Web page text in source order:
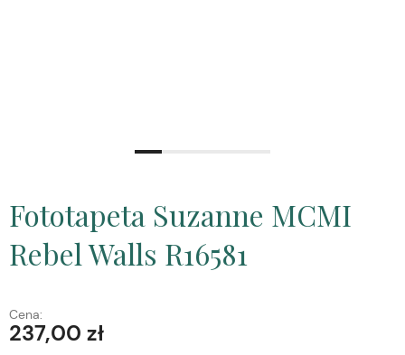
Fototapeta Suzanne MCMI
Rebel Walls R16581
Cena:
237,00 zł